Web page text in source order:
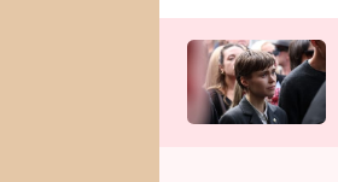
HOROSKOP NA